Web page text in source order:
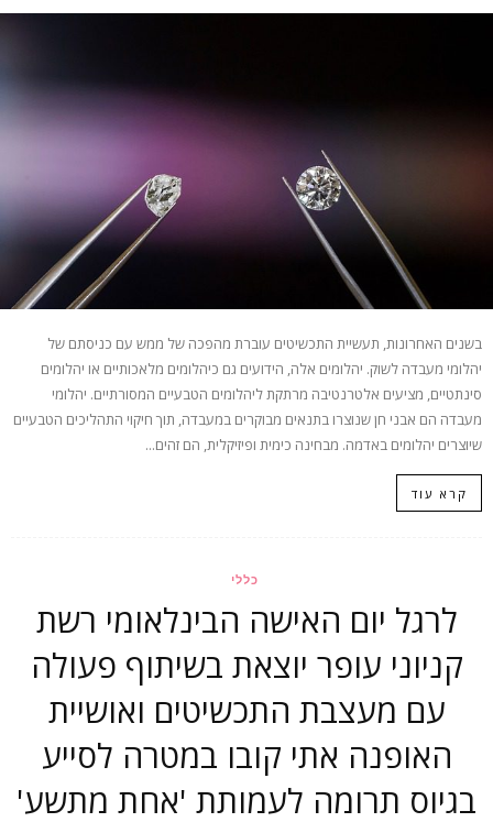
בשנים האחרונות, תעשיית התכשיטים עוברת מהפכה של ממש עם כניסתם של
יהלומי מעבדה לשוק. יהלומים אלה, הידועים גם כיהלומים מלאכותיים או יהלומים
סינתטיים, מציעים אלטרנטיבה מרתקת ליהלומים הטבעיים המסורתיים. יהלומי
מעבדה הם אבני חן שנוצרו בתנאים מבוקרים במעבדה, תוך חיקוי התהליכים הטבעיים
שיוצרים יהלומים באדמה. מבחינה כימית ופיזיקלית, הם זהים...
קרא עוד
כללי
לרגל יום האישה הבינלאומי רשת
קניוני עופר יוצאת בשיתוף פעולה
עם מעצבת התכשיטים ואושיית
האופנה אתי קובו במטרה לסייע
בגיוס תרומה לעמותת 'אחת מתשע'